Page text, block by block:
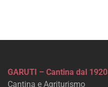
GARUTI – Cantina dal 1920
Cantina e Agriturismo